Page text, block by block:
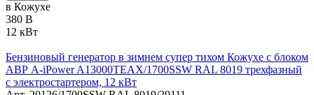
в Кожухе
380 В
12 кВт
Бензиновый генератор в зимнем супер тихом Кожухе с блоком
АВР A-iPower A13000TEAX/1700SSW RAL 8019 трехфазный
с электростартером, 12 кВт